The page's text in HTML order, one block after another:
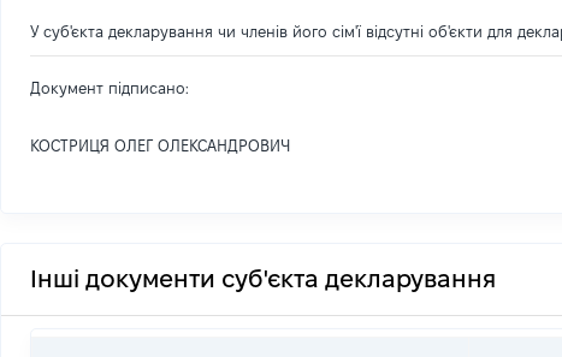
У суб'єкта декларування чи членів його сім'ї відсутні об'єкти для
Документ підписано:
КОСТРИЦЯ ОЛЕГ ОЛЕКСАНДРОВИЧ
Інші документи суб'єкта декларування